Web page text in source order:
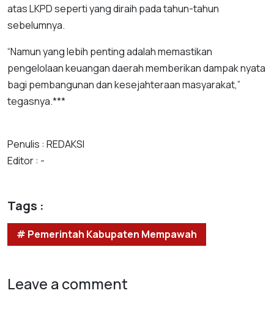
atas LKPD seperti yang diraih pada tahun-tahun
sebelumnya.
“Namun yang lebih penting adalah memastikan
pengelolaan keuangan daerah memberikan dampak nyata
bagi pembangunan dan kesejahteraan masyarakat,”
tegasnya.***
Penulis : REDAKSI
Editor : -
Tags :
# Pemerintah Kabupaten Mempawah
Leave a comment